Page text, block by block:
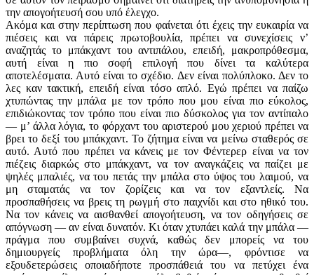
την απογοήτευσή σου υπό έλεγχο.
Ακόμα και στην περίπτωση που φαίνεται ότι έχεις την ευκαιρία να
πιέσεις και να πάρεις πρωτοβουλία, πρέπει να συνεχίσεις ν’
αναζητάς το μπάκχαντ του αντιπάλου, επειδή, μακροπρόθεσμα,
αυτή είναι η πιο σοφή επιλογή που δίνει τα καλύτερα
αποτελέσματα. Αυτό είναι το σχέδιο. Δεν είναι πολύπλοκο. Δεν το
λες καν τακτική, επειδή είναι τόσο απλό. Εγώ πρέπει να παίζω
χτυπώντας την μπάλα με τον τρόπο που μου είναι πιο εύκολος,
επιδιώκοντας τον τρόπο που είναι πιο δύσκολος για τον αντίπαλο
— μ’ άλλα λόγια, το φόρχαντ του αριστερού μου χεριού πρέπει να
βρει το δεξί του μπάκχαντ. Το ζήτημα είναι να μείνω σταθερός σε
αυτό. Αυτό που πρέπει να κάνεις με τον Φέντερερ είναι να τον
πιέζεις διαρκώς στο μπάκχαντ, να τον αναγκάζεις να παίζει με
ψηλές μπαλιές, να του πετάς την μπάλα στο ύψος του λαιμού, να
μη σταματάς να τον ζορίζεις και να τον εξαντλείς. Να
προσπαθήσεις να βρεις τη ρωγμή στο παιχνίδι και στο ηθικό του.
Να τον κάνεις να αισθανθεί απογοήτευση, να τον οδηγήσεις σε
απόγνωση — αν είναι δυνατόν. Κι όταν χτυπάει καλά την μπάλα —
πράγμα που συμβαίνει συχνά, καθώς δεν μπορείς να του
δημιουργείς προβλήματα όλη την ώρα—, φρόντισε να
εξουδετερώσεις οποιαδήποτε προσπάθειά του να πετύχει ένα